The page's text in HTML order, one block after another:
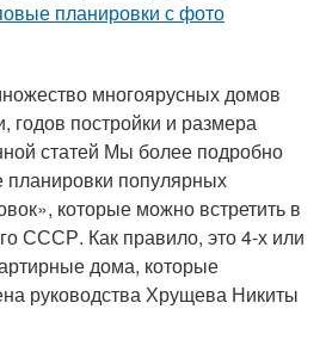
многоярусных домов
годов постройки и размера
статей Мы более подробно
популярных
которые можно встретить в
СССР. Как правило, это 4-х или
дома, которые
руководства Хрущева Никиты